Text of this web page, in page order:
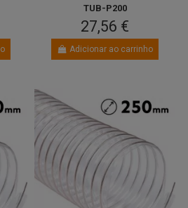
TUB-P200
27,56 €
Adicionar ao carrinho